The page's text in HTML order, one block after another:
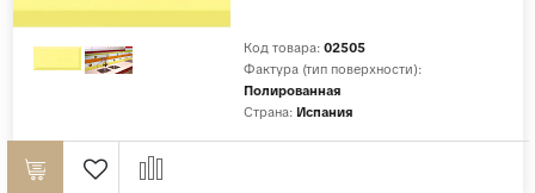
Код товара: 02505
Фактура (тип поверхности):
Полированная
Страна: Испания